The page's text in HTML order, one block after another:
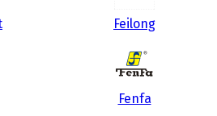
Feilong
Fenfa